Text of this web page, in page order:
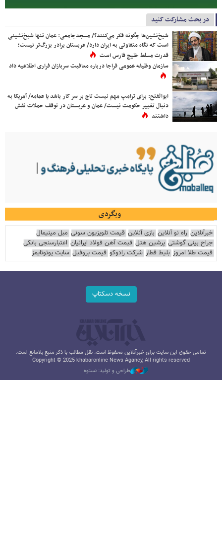
در بحث مشارکت کنید
شیخ‌نشین‌ها چگونه فکر می‌کنند؟/ مسجدجامعی: عمان تنها شیخ‌نشینی
است که نگاه متفاوتی به ایران دارد/ عربستان برادر بزرگ‌تر نیست؛
قدرت مسلط خلیج فارس است
سازمان وظیفه عمومی فراجا درباره معافیت سربازان فراری اطلاعیه داد
ابوالفتح: برای ترامپ مهم نیست تاج بر سر کار باشد یا عمامه/ آمریکا به
دنبال تغییر حکومت نیست/ عمان و عربستان در توقف حملات نقش
داشتند
وبگردی
خبرآنلاین راه نو آنلاین بازی آنلاین قیمت تلویزیون سونی مبل مینیمال
جراح بینی گوشتی پرشین هتل قیمت آهن فولاد ایرانیان اعتبارسنجی بانکی
قیمت طلا امروز بلیط قطار شرکت رادوکو قیمت پروفیل سایت یوتوتایمز
نسخه دسکتاپ
تمامی حقوق این سایت برای خبرآنلاین محفوظ است. نقل مطالب با ذکر منبع بلامانع است.
Copyright © 2025 khabaronline News Agancy, All rights reserved
طراحی و تولید: نستوه